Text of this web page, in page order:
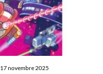
17 novembre 2025